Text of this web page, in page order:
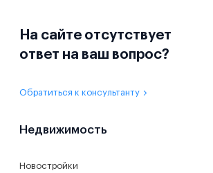
На сайте отсутствует
ответ на ваш вопрос?
Обратиться к консультанту
Недвижимость
Новостройки